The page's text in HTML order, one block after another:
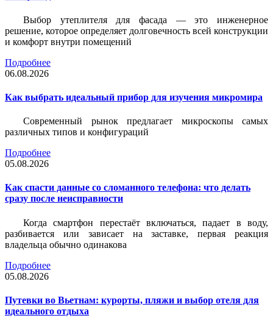
Выбор утеплителя для фасада — это инженерное
решение, которое определяет долговечность всей конструкции
и комфорт внутри помещений
Подробнее
06.08.2026
Как выбрать идеальный прибор для изучения микромира
Современный рынок предлагает микроскопы самых
различных типов и конфигураций
Подробнее
05.08.2026
Как спасти данные со сломанного телефона: что делать
сразу после неисправности
Когда смартфон перестаёт включаться, падает в воду,
разбивается или зависает на заставке, первая реакция
владельца обычно одинакова
Подробнее
05.08.2026
Путевки во Вьетнам: курорты, пляжи и выбор отеля для
идеального отдыха